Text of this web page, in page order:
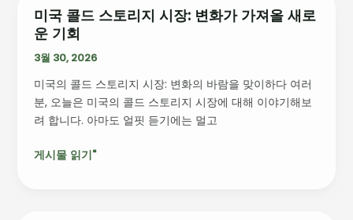
평:
반
탱
킹
제
안
소
미국 콜드 스토리지 시장: 변화가 가져올 새로
운 기회
3월 30, 2026
미국의 콜드 스토리지 시장: 변화의 바람을 맞이하다 여러
분, 오늘은 미국의 콜드 스토리지 시장에 대해 이야기해보
려 합니다. 아마도 얼핏 듣기에는 멀고
미
국
콜
드
스
토
리
시
게시물 읽기"